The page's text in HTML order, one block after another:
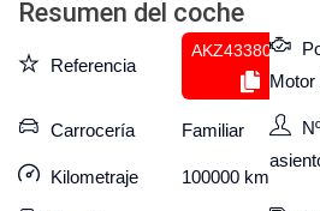
Resumen del coche
Referencia
AKZ433807066
Carrocería Familiar
Kilometraje 100000 km
Motor